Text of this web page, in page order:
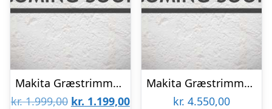
Makita Græstrimmer 18v – DUR181RM
kr.1.999,00 Den
kr. 1.199,00Den
Makita Græstrimmer 2x18v Powerpack – UR201CZ
kr. 4.550,00